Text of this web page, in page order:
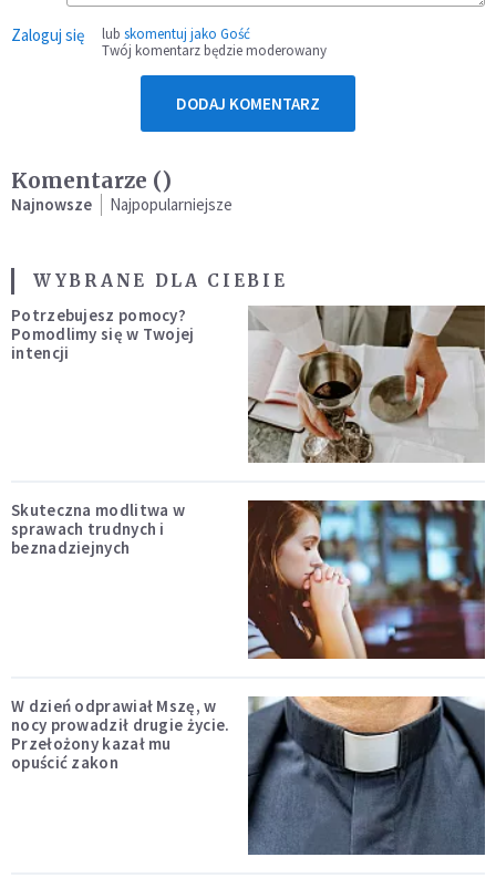
Zaloguj się lub skomentuj jako Gość
Twój komentarz będzie moderowany
DODAJ KOMENTARZ
Komentarze ()
Najnowsze Najpopularniejsze
WYBRANE DLA CIEBIE
Potrzebujesz pomocy?
Pomodlimy się w Twojej
intencji
Skuteczna modlitwa w
sprawach trudnych i
beznadziejnych
W dzień odprawiał Mszę, w
nocy prowadził drugie życie.
Przełożony kazał mu
opuścić zakon